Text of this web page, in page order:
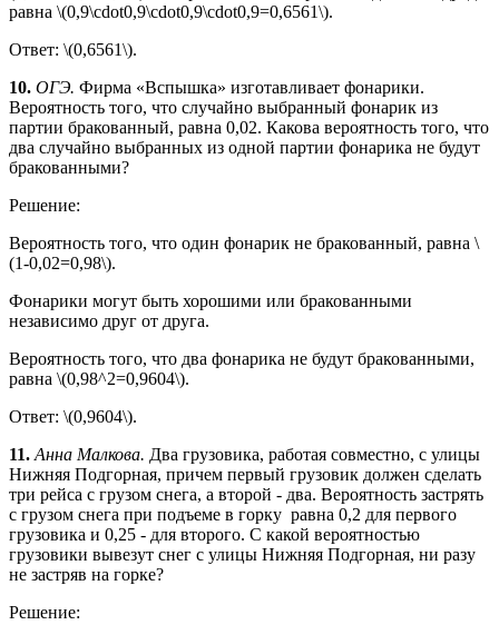
равна \(0,9\cdot0,9\cdot0,9\cdot0,9=0,6561\).
Ответ: \(0,6561\).
10. ОГЭ. Фирма «Вспышка» изготавливает фонарики.
Вероятность того, что случайно выбранный фонарик из
партии бракованный, равна 0,02. Какова вероятность того, что
два случайно выбранных из одной партии фонарика не будут
бракованными?
Решение:
Вероятность того, что один фонарик не бракованный, равна \
(1-0,02=0,98\).
Фонарики могут быть хорошими или бракованными
независимо друг от друга.
Вероятность того, что два фонарика не будут бракованными,
равна \(0,98^2=0,9604\).
Ответ: \(0,9604\).
11. Анна Малкова. Два грузовика, работая совместно, с улицы
Нижняя Подгорная, причем первый грузовик должен сделать
три рейса с грузом снега, а второй - два. Вероятность застрять
с грузом снега при подъеме в горку равна 0,2 для первого
грузовика и 0,25 - для второго. С какой вероятностью
грузовики вывезут снег с улицы Нижняя Подгорная, ни разу
не застряв на горке?
Решение: